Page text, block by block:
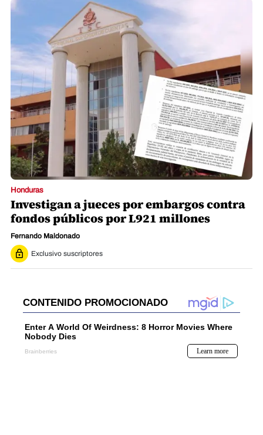
Honduras
Investigan a jueces por embargos contra
fondos públicos por L921 millones
Fernando Maldonado
Exclusivo suscriptores